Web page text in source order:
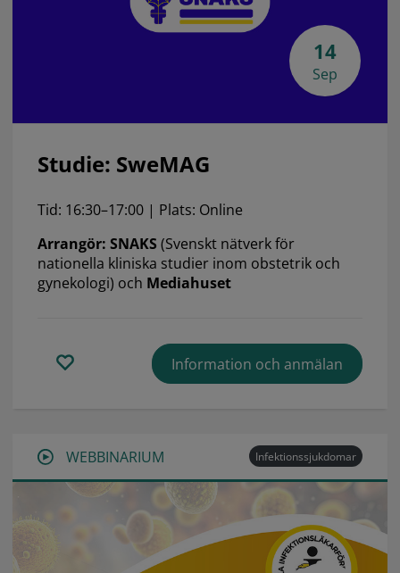
14
Sep
Studie: SweMAG
Tid: 16:30–17:00 | Plats: Online
Arrangör: SNAKS (Svenskt nätverk för
nationella kliniska studier inom obstetrik och
gynekologi) och Mediahuset
Information och anmälan
WEBBINARIUM Infektionssjukdomar